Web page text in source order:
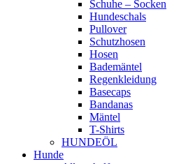
Schuhe – Socken
Hundeschals
Pullover
Schutzhosen
Hosen
Bademäntel
Regenkleidung
Basecaps
Bandanas
Mäntel
T-Shirts
HUNDEÖL
Hunde